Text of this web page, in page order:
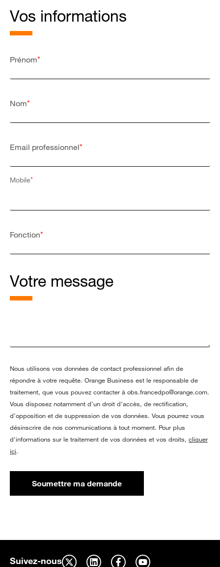
Vos informations
*
Prénom
*
Nom
*
Email professionnel
*
Mobile
*
Fonction
Votre message
Nous utilisons vos données de contact professionnel afin de
répondre à votre requête. Orange Business est le responsable de
traitement, que vous pouvez contacter à obs.francedpo@orange.com.
Vous disposez notamment d’un droit d’accès, de rectification,
d’opposition et de suppression de vos données. Vous pourrez vous
désinscrire de nos communications à tout moment. Pour plus
d’informations sur le traitement de vos données et vos droits, cliquer
ici.
Soumettre ma demande
Suivez-nous